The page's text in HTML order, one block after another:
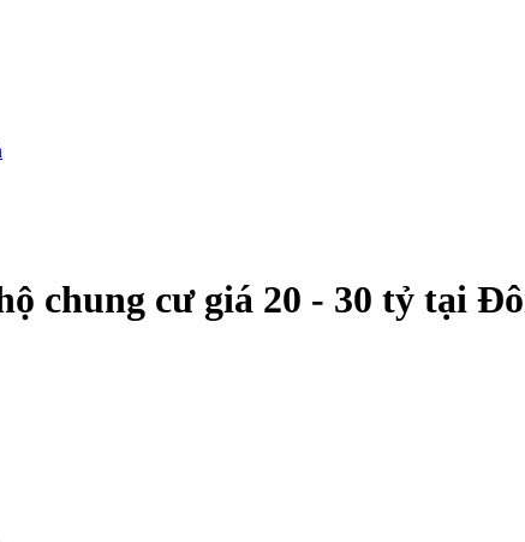
chung cư giá 20 - 30 tỷ tại